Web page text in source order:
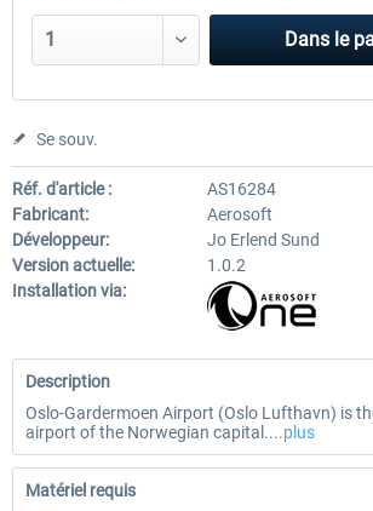
Dans le
Se souv.
Réf. d'article :
AS16284
Fabricant:
Aerosoft
Développeur:
Jo Erlend Sund
Version actuelle:
1.0.2
Installation via:
Description
Oslo-Gardermoen Airport (Oslo Lufthavn) is
airport of the Norwegian capital....plus
Matériel requis